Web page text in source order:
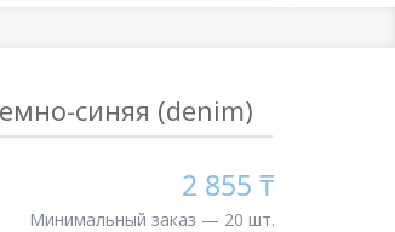
синяя (denim)
2 855 ₸
Минимальный заказ — 20 шт.